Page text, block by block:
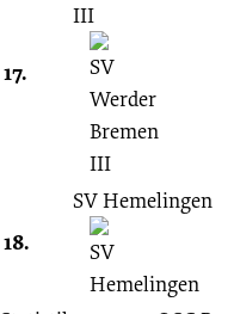
17.
III
18.
SV Hemelingen